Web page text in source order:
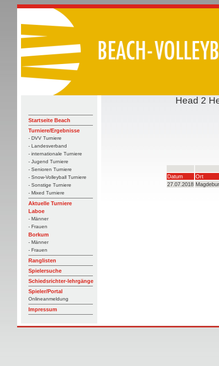
Startseite Beach
Turniere/Ergebnisse
- DVV Turniere
- Landesverband
- internationale Turniere
- Jugend Turniere
- Senioren Turniere
- Snow-Volleyball Turniere
- Sonstige Turniere
- Mixed Turniere
Aktuelle Turniere
Laboe
- Männer
- Frauen
Borkum
- Männer
- Frauen
Ranglisten
Spielersuche
Schiedsrichter-lehrgänge
Spieler/Portal
Onlineanmeldung
Impressum
Head 2
Datum
Ort
27.07.2018